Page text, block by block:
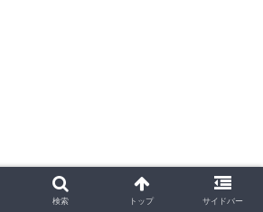
検索 トップ サイドバー